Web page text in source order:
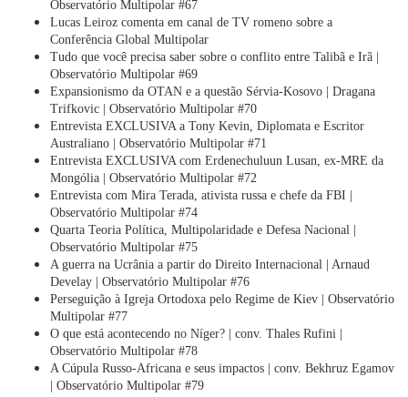
Observatório Multipolar #67
Lucas Leiroz comenta em canal de TV romeno sobre a
Conferência Global Multipolar
Tudo que você precisa saber sobre o conflito entre Talibã e Irã |
Observatório Multipolar #69
Expansionismo da OTAN e a questão Sérvia-Kosovo | Dragana
Trifkovic | Observatório Multipolar #70
Entrevista EXCLUSIVA a Tony Kevin, Diplomata e Escritor
Australiano | Observatório Multipolar #71
Entrevista EXCLUSIVA com Erdenechuluun Lusan, ex-MRE da
Mongólia | Observatório Multipolar #72
Entrevista com Mira Terada, ativista russa e chefe da FBI |
Observatório Multipolar #74
Quarta Teoria Política, Multipolaridade e Defesa Nacional |
Observatório Multipolar #75
A guerra na Ucrânia a partir do Direito Internacional | Arnaud
Develay | Observatório Multipolar #76
Perseguição à Igreja Ortodoxa pelo Regime de Kiev | Observatório
Multipolar #77
O que está acontecendo no Níger? | conv. Thales Rufini |
Observatório Multipolar #78
A Cúpula Russo-Africana e seus impactos | conv. Bekhruz Egamov
| Observatório Multipolar #79